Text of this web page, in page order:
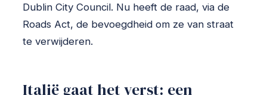
Dublin City Council. Nu heeft de raad, via de
Roads Act, de bevoegdheid om ze van straat
te verwijderen.
Italië gaat het verst: een